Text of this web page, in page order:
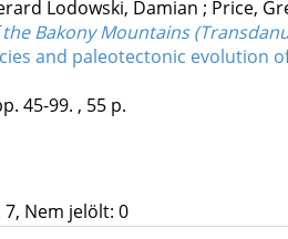
Lodowski, Damian ; Price,
Bakony Mountains
and paleotectonic evolution
45-99. , 55 p.
7, Nem jelölt: 0